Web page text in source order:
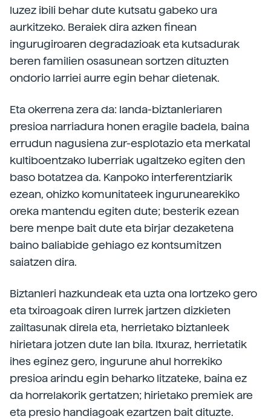
luzez ibili behar dute kutsatu gabeko ura
aurkitzeko. Beraiek dira azken finean
ingurugiroaren degradazioak eta kutsadurak
beren familien osasunean sortzen dituzten
ondorio larriei aurre egin behar dietenak.
Eta okerrena zera da: landa-biztanleriaren
presioa narriadura honen eragile badela, baina
errudun nagusiena zur-esplotazio eta merkatal
kultiboentzako luberriak ugaltzeko egiten den
baso botatzea da. Kanpoko interferentziarik
ezean, ohizko komunitateek ingurunearekiko
oreka mantendu egiten dute; besterik ezean
bere menpe bait dute eta birjar dezaketena
baino baliabide gehiago ez kontsumitzen
saiatzen dira.
Biztanleri hazkundeak eta uzta ona lortzeko gero
eta txiroagoak diren lurrek jartzen dizkieten
zailtasunak direla eta, herrietako biztanleek
hirietara jotzen dute lan bila. Itxuraz, herrietatik
ihes eginez gero, ingurune ahul horrekiko
presioa arindu egin beharko litzateke, baina ez
da horrelakorik gertatzen; hirietako premiek are
eta presio handiagoak ezartzen bait dituzte.